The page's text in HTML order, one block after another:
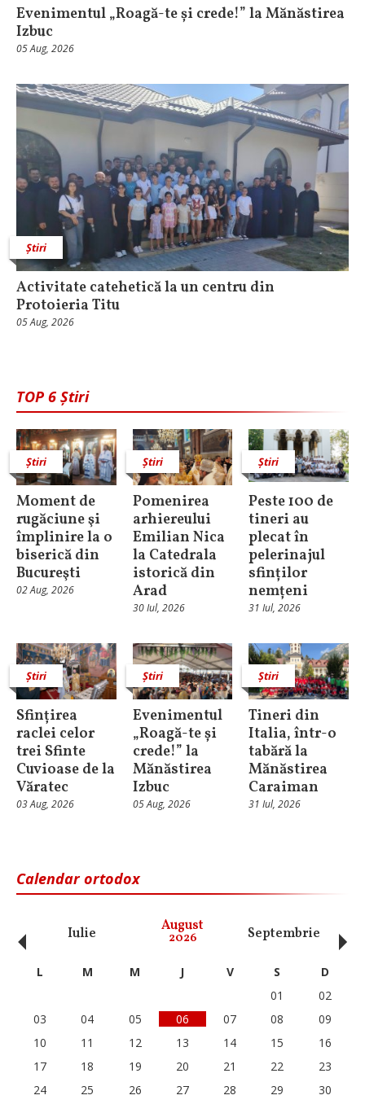
Evenimentul „Roagă-te și crede!” la Mănăstirea
Izbuc
05 Aug, 2026
Știri
Activitate catehetică la un centru din
Protoieria Titu
05 Aug, 2026
TOP 6 Știri
Știri
Moment de
rugăciune şi
împlinire la o
biserică din
Bucureşti
02 Aug, 2026
Știri
Pomenirea
arhiereului
Emilian Nica
la Catedrala
istorică din
Arad
30 Iul, 2026
Știri
Peste 100 de
tineri au
plecat în
pelerinajul
sfinților
nemțeni
31 Iul, 2026
Știri
Sfințirea
raclei celor
trei Sfinte
Cuvioase de la
Văratec
03 Aug, 2026
Știri
Evenimentul
„Roagă-te și
crede!” la
Mănăstirea
Izbuc
05 Aug, 2026
Știri
Tineri din
Italia, într-o
tabără la
Mănăstirea
Caraiman
31 Iul, 2026
Calendar ortodox
Iulie August
2026 Septembrie
‹ L M M J V S
D
01
02
03
04 05 06 07 08
09
10
11 12 13 14 15
16
17
18 19 20 21 22
23
24
25 26 27 28 29
30